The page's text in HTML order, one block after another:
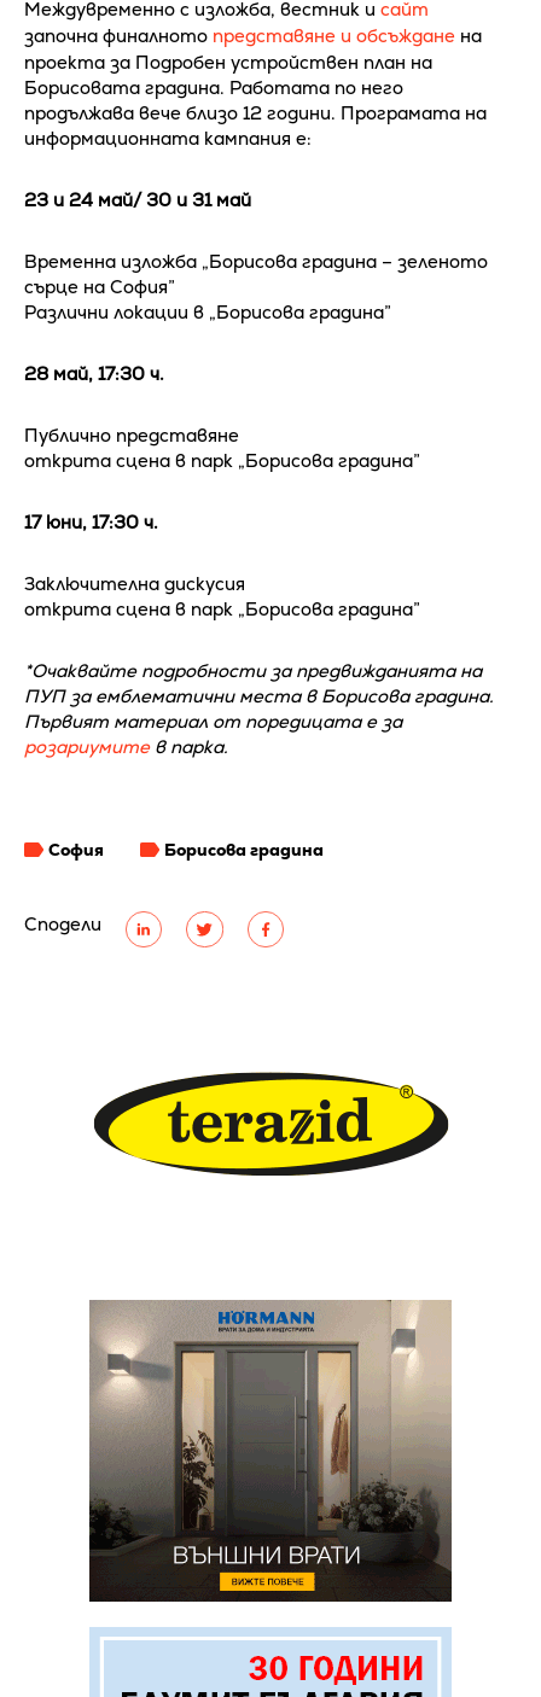
Сподели
Междувременно с изложба, вестник и сайт
започна финалното представяне и обсъждане на
проекта за Подробен устройствен план на
Борисовата градина. Работата по него
продължава вече близо 12 години. Програмата на
информационната кампания е:
23 и 24 май/ 30 и 31 май
Временна изложба „Борисова градина – зеленото
сърце на София”
Различни локации в „Борисова градина”
28 май, 17:30 ч.
Публично представяне
открита сцена в парк „Борисова градина”
17 юни, 17:30 ч.
Заключителна дискусия
открита сцена в парк „Борисова градина”
*Очаквайте подробности за предвижданията на
ПУП за емблематични места в Борисова градина.
Първият материал от поредицата е за
розариумитев парка.
София Борисова градина